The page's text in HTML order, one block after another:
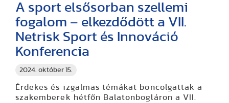
2024. október 15.
A sport elsősorban szellemi
fogalom – elkezdődött a VII.
Netrisk Sport és Innováció
Konferencia
Érdekes és izgalmas témákat boncolgattak a
szakemberek hétfőn Balatonbogláron a VII.